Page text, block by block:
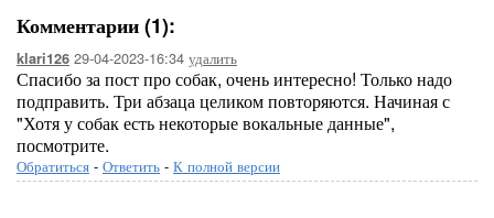
Комментарии (1):
klari126 29-04-2023-16:34 удалить
Спасибо за пост про собак, очень интересно! Только надо
подправить. Три абзаца целиком повторяются. Начиная с
"Хотя у собак есть некоторые вокальные данные",
посмотрите.
Обратиться - Ответить - К полной версии